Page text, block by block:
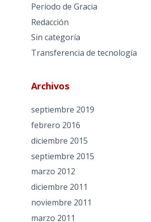
Periodo de Gracia
Redacción
Sin categoría
Transferencia de tecnología
Archivos
septiembre 2019
febrero 2016
diciembre 2015
septiembre 2015
marzo 2012
diciembre 2011
noviembre 2011
marzo 2011